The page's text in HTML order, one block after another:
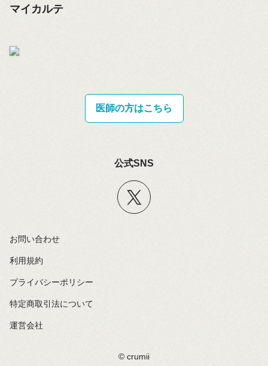
マイカルテ
医師の方はこちら
公式SNS
お問い合わせ
利用規約
プライバシーポリシー
特定商取引法について
運営会社
©️ crumii